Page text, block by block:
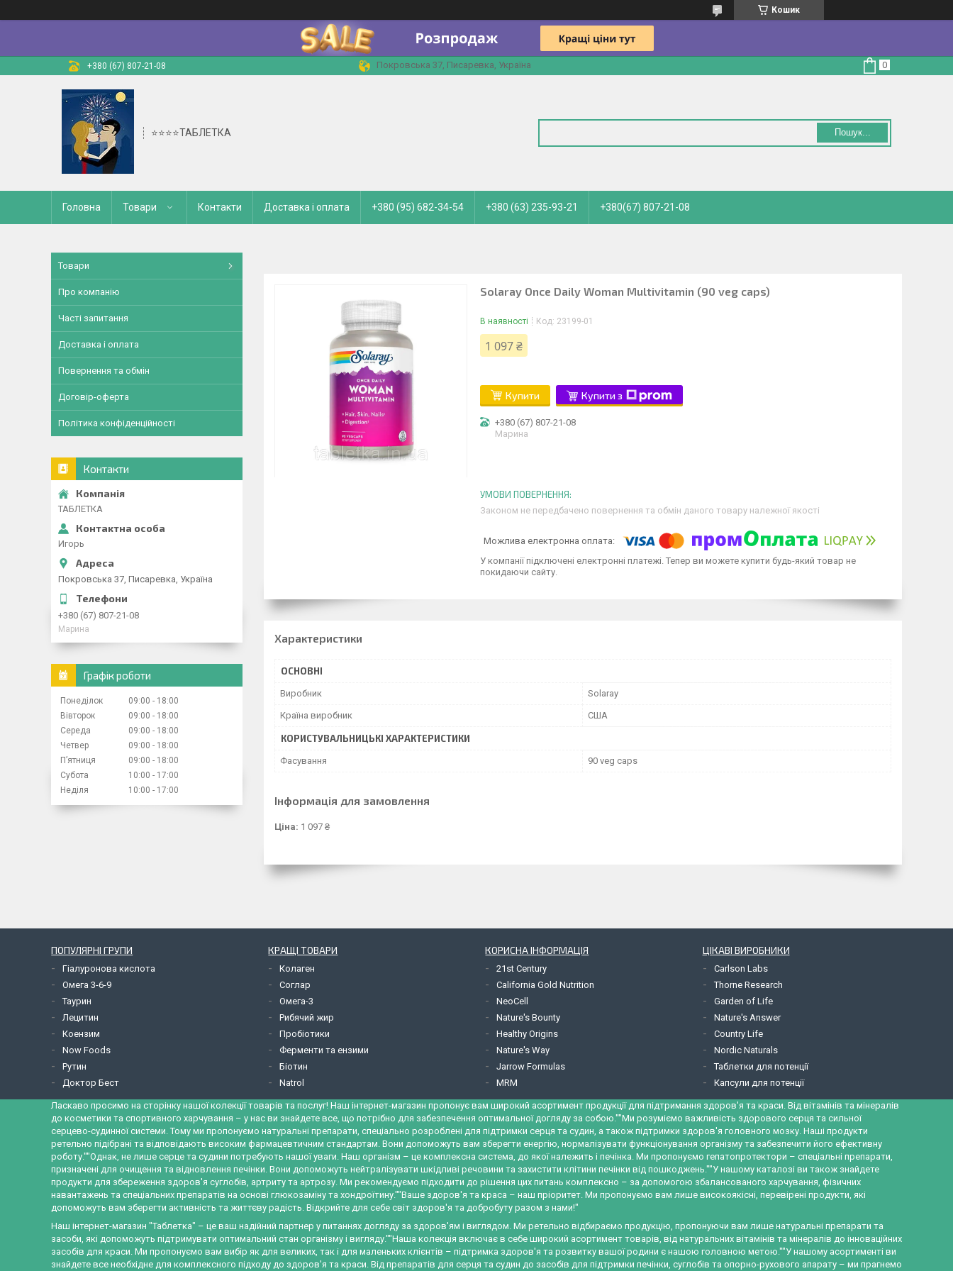
Кошик
+380 (67) 807-21-08 Покровська 37, Писаревка, Україна
⭐⭐⭐⭐ТАБЛЕТКА Пошук...
Головна Товари Контакти Доставка і оплата +380 (95) 682-34-54 +380 (63) 235-93-21 +380(67) 807-21-08
Solaray Once Daily Woman Multivitamin (90 veg caps)
В наявності Код: 23199-01
1 097 ₴
Купити Купити з
+380 (67) 807-21-08
Марина
Законом не передбачено повернення та обмін даного товару належної якості
У компанії підключені електронні платежі. Тепер ви можете купити будь-який товар не
покидаючи сайту.
Характеристики
ОСНОВНІ
Виробник Solaray
Країна виробник США
КОРИСТУВАЛЬНИЦЬКІ ХАРАКТЕРИСТИКИ
Фасування 90 veg caps
Інформація для замовлення
Ціна: 1 097 ₴
Товари
Про компанію
Часті запитання
Доставка і оплата
Повернення та обмін
Договір-оферта
Політика конфіденційності
Контакти
ТАБЛЕТКА
Игорь
Покровська 37, Писаревка, Україна
+380 (67) 807-21-08
Марина
Графік роботи
Понеділок 09:00
18:00
Вівторок
09:00
18:00
Середа
09:00
18:00
Четвер
09:00
18:00
Пʼятниця
09:00
18:00
Субота
10:00
17:00
Неділя
10:00 17:00
ПОПУЛЯРНІ ГРУПИ
Гіалуронова кислота
Омега 3-6-9
Таурин
Лецитин
Коензим
Now Foods
Рутин
Доктор Бест
КРАЩІ ТОВАРИ
Колаген
Соглар
Омега-3
Рибячий жир
Пробіотики
Ферменти та ензими
Біотин
Natrol
КОРИСНА ІНФОРМАЦІЯ
21st Century
California Gold Nutrition
NeoCell
Nature's Bounty
Healthy Origins
Nature's Way
Jarrow Formulas
MRM
ЦІКАВІ ВИРОБНИКИ
Carlson Labs
Thorne Research
Garden of Life
Nature's Answer
Country Life
Nordic Naturals
Таблетки для потенції
Капсули для потенції
Ласкаво просимо на сторінку нашої колекції товарів та послуг! Наш інтернет-магазин пропонує вам широкий асортимент продукції для підтримання здоров'я та краси. Від вітамінів та мінералів
до косметики та спортивного харчування – у нас ви знайдете все, що потрібно для забезпечення оптимальної догляду за собою.""Ми розуміємо важливість здорового серця та сильної
серцево-судинної системи. Тому ми пропонуємо натуральні препарати, спеціально розроблені для підтримки серця та судин, а також підтримки здоров'я головного мозку. Наші продукти
ретельно підібрані та відповідають високим фармацевтичним стандартам. Вони допоможуть вам зберегти енергію, нормалізувати функціонування організму та забезпечити його ефективну
роботу.""Однак, не лише серце та судини потребують нашої уваги. Наш організм – це комплексна система, до якої належить і печінка. Ми пропонуємо гепатопротектори – спеціальні препарати,
призначені для очищення та відновлення печінки. Вони допоможуть нейтралізувати шкідливі речовини та захистити клітини печінки від пошкоджень.""У нашому каталозі ви також знайдете
продукти для збереження здоров'я суглобів, артриту та артрозу. Ми рекомендуємо підходити до рішення цих питань комплексно – за допомогою збалансованого харчування, фізичних
навантажень та спеціальних препаратів на основі глюкозаміну та хондроїтину.""Ваше здоров'я та краса – наш пріоритет. Ми пропонуємо вам лише високоякісні, перевірені продукти, які
допоможуть вам зберегти активність та життєву радість. Відкрийте для себе світ здоров'я та добробуту разом з нами!"
Наш інтернет-магазин "Таблетка" – це ваш надійний партнер у питаннях догляду за здоров'ям і виглядом. Ми ретельно відбираємо продукцію, пропонуючи вам лише натуральні препарати та
засоби, які допоможуть підтримувати оптимальний стан організму і вигляду.""Наша колекція включає в себе широкий асортимент товарів, від натуральних вітамінів та мінералів до інноваційних
засобів для краси. Ми пропонуємо вам вибір як для великих, так і для маленьких клієнтів – підтримка здоров'я та розвитку вашої родини є нашою головною метою.""У нашому асортименті ви
знайдете все необхідне для комплексного підходу до здоров'я та краси. Від препаратів для серця та судин до засобів для підтримки печінки, суглобів та опорно-рухового апарату – ми прагнемо